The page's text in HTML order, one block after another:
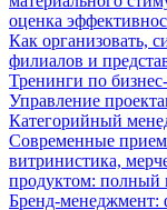
оценка
Как организовать,
филиалов и
Тренинги по
Управление
Категорийный
Современные
витринистика,
продуктом: полный
Бренд-менеджмент: